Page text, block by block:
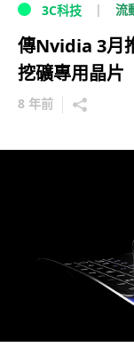
3C科技 流
傳Nvidia 3月
挖礦專用晶片
8 年前